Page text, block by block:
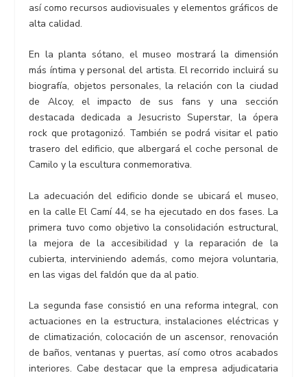
así como recursos audiovisuales y elementos gráficos de
alta calidad.
En la planta sótano, el museo mostrará la dimensión
más íntima y personal del artista. El recorrido incluirá su
biografía, objetos personales, la relación con la ciudad
de Alcoy, el impacto de sus fans y una sección
destacada dedicada a Jesucristo Superstar, la ópera
rock que protagonizó. También se podrá visitar el patio
trasero del edificio, que albergará el coche personal de
Camilo y la escultura conmemorativa.
La adecuación del edificio donde se ubicará el museo,
en la calle El Camí 44, se ha ejecutado en dos fases. La
primera tuvo como objetivo la consolidación estructural,
la mejora de la accesibilidad y la reparación de la
cubierta, interviniendo además, como mejora voluntaria,
en las vigas del faldón que da al patio.
La segunda fase consistió en una reforma integral, con
actuaciones en la estructura, instalaciones eléctricas y
de climatización, colocación de un ascensor, renovación
de baños, ventanas y puertas, así como otros acabados
interiores. Cabe destacar que la empresa adjudicataria